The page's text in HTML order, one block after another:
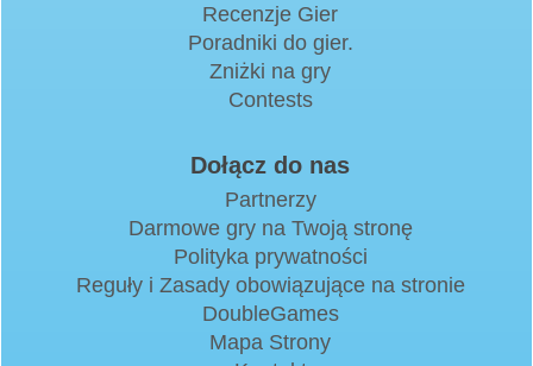
Recenzje Gier
Poradniki do gier.
Zniżki na gry
Contests
Dołącz do nas
Partnerzy
Darmowe gry na Twoją stronę
Polityka prywatności
Reguły i Zasady obowiązujące na stronie
DoubleGames
Mapa Strony